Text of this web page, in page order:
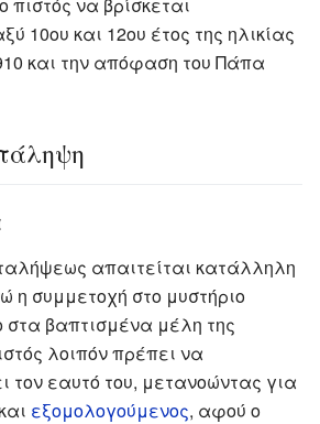
10ου και 12ου έτος της ηλικίας
και την απόφαση του Πάπα
απαιτείται κατάλληλη
η συμμετοχή στο μυστήριο
στα βαπτισμένα μέλη της
λοιπόν πρέπει να
εαυτό του, μετανοώντας για
εξομολογούμενος, αφού ο